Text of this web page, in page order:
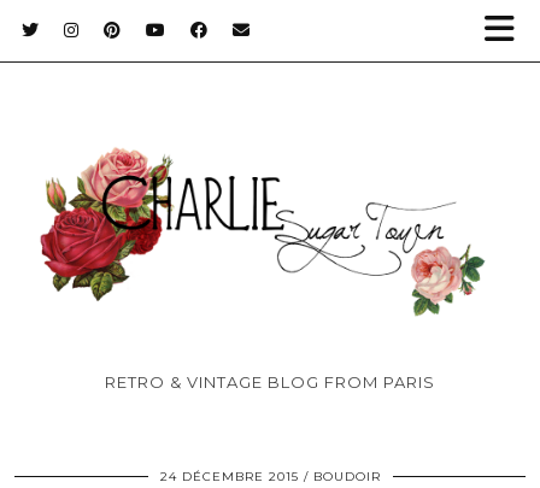
RETRO & VINTAGE BLOG FROM PARIS
24 DÉCEMBRE 2015 BOUDOIR